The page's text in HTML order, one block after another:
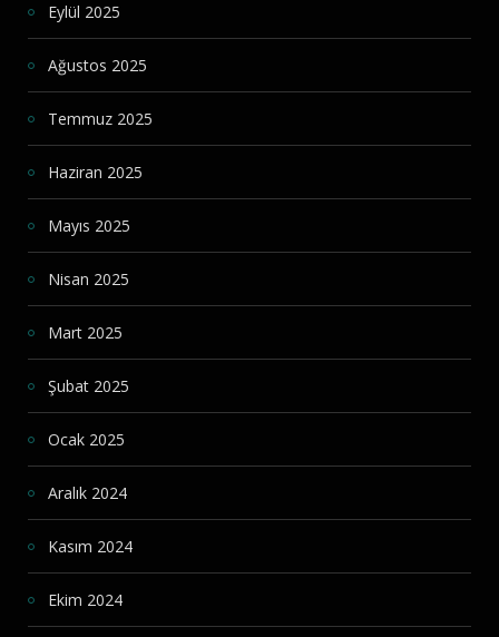
Eylül 2025
Ağustos 2025
Temmuz 2025
Haziran 2025
Mayıs 2025
Nisan 2025
Mart 2025
Şubat 2025
Ocak 2025
Aralık 2024
Kasım 2024
Ekim 2024